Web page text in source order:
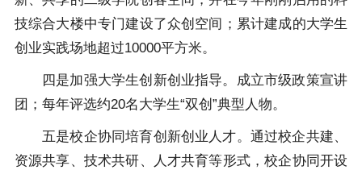
技综合大楼中专门建设了众创空间；累计建成的大学生
创业实践场地超过10000平方米。
四是加强大学生创新创业指导。成立市级政策宣讲
团；每年评选约20名大学生“双创”典型人物。
五是校企协同培育创新创业人才。通过校企共建、
资源共享、技术共研、人才共育等形式，校企协同开设